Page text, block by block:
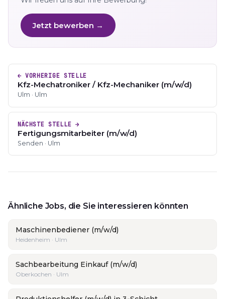
Jetzt bewerben →
← VORHERIGE STELLE
Kfz-Mechatroniker / Kfz-Mechaniker (m/w/d)
Ulm · Ulm
NÄCHSTE STELLE →
Fertigungsmitarbeiter (m/w/d)
Senden · Ulm
Ähnliche Jobs, die Sie interessieren könnten
Maschinenbediener (m/w/d)
Heidenheim · Ulm
Sachbearbeitung Einkauf (m/w/d)
Oberkochen · Ulm